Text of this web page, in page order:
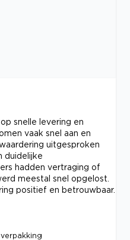
snelle levering en
vaak snel aan en
uitgesproken
duidelijke
hadden vertraging of
meestal snel opgelost.
positief en betrouwbaar.